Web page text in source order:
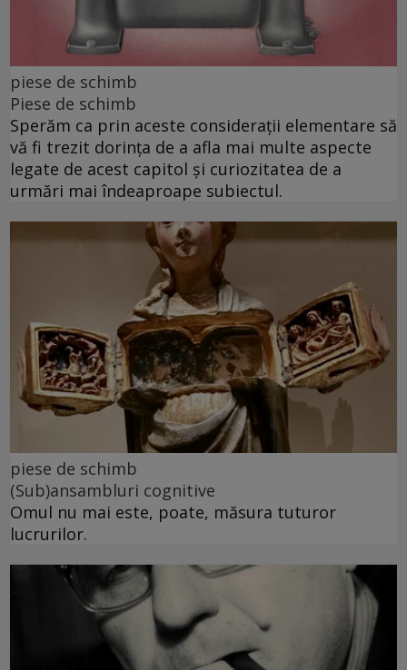
piese de schimb
Piese de schimb
Sperăm ca prin aceste considerații elementare să
vă fi trezit dorința de a afla mai multe aspecte
legate de acest capitol și curiozitatea de a
urmări mai îndeaproape subiectul.
piese de schimb
(Sub)ansambluri cognitive
Omul nu mai este, poate, măsura tuturor
lucrurilor.